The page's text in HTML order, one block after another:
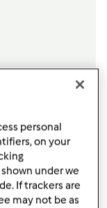
personal
on your
under we
If trackers are
may not be as